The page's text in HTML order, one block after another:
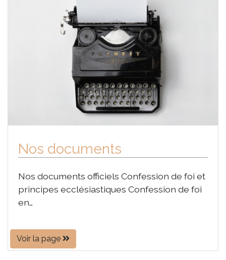
Nos documents
Nos documents officiels Confession de foi et
principes ecclésiastiques Confession de foi
en…
Voir la page